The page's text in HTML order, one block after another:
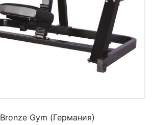
Bronze Gym (Германия)